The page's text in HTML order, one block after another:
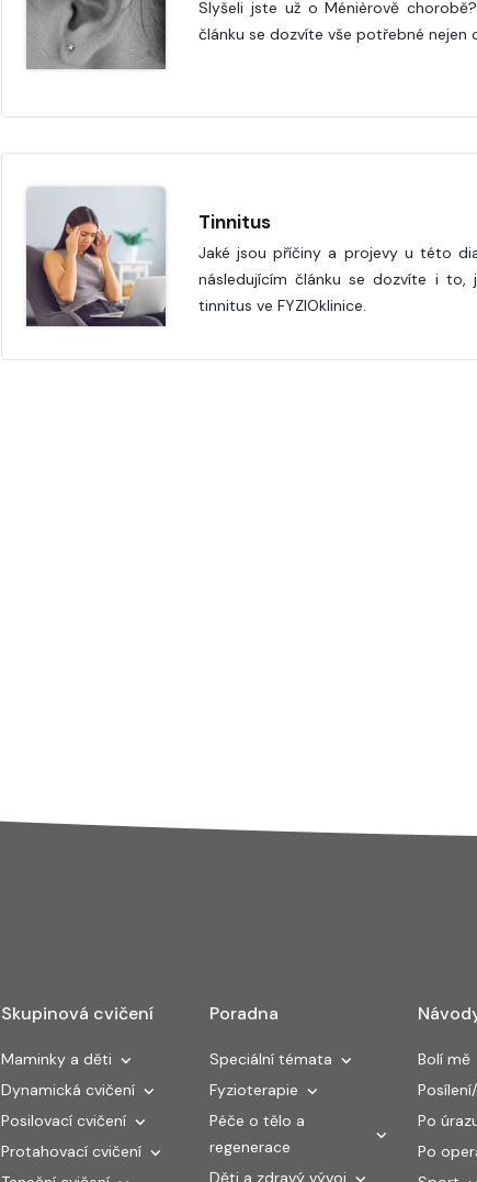
Slyšeli jste už o Ménièrově
článku se dozvíte vše potřebné nejen
Tinnitus
Jaké jsou příčiny a projevy u této
následujícím článku se dozvíte i to,
tinnitus ve FYZIOklinice.
Skupinová cvičení
Maminky a děti
Dynamická cvičení
Posilovací cvičení
Protahovací cvičení
Poradna
Speciální témata
Fyzioterapie
Péče o tělo a
regenerace
Bolí mě
Po
Po